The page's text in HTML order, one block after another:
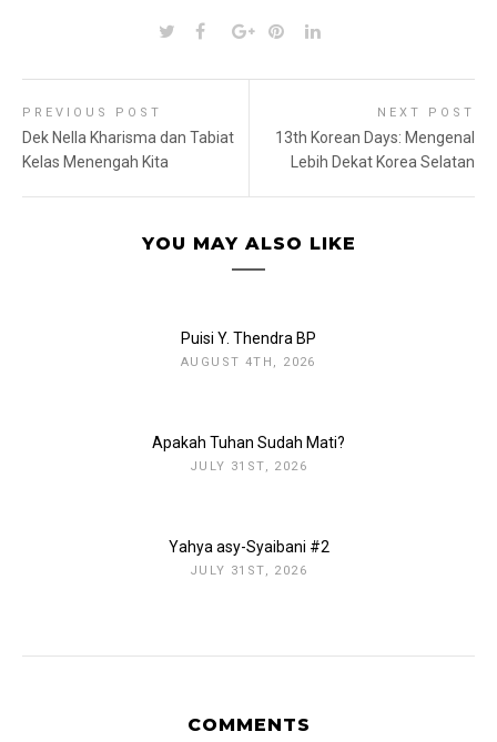
PREVIOUS POST
Dek Nella Kharisma dan Tabiat
Kelas Menengah Kita
NEXT POST
13th Korean Days: Mengenal
Lebih Dekat Korea Selatan
YOU MAY ALSO LIKE
Puisi Y. Thendra BP
AUGUST 4TH, 2026
Apakah Tuhan Sudah Mati?
JULY 31ST, 2026
Yahya asy-Syaibani #2
JULY 31ST, 2026
COMMENTS